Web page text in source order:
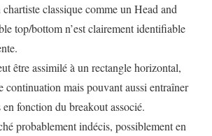
classique comme un Head and
top/bottom n’est clairement identifiable
être assimilé à un rectangle horizontal,
continuation mais pouvant aussi entraîner
en fonction du breakout associé.
probablement indécis, possiblement en